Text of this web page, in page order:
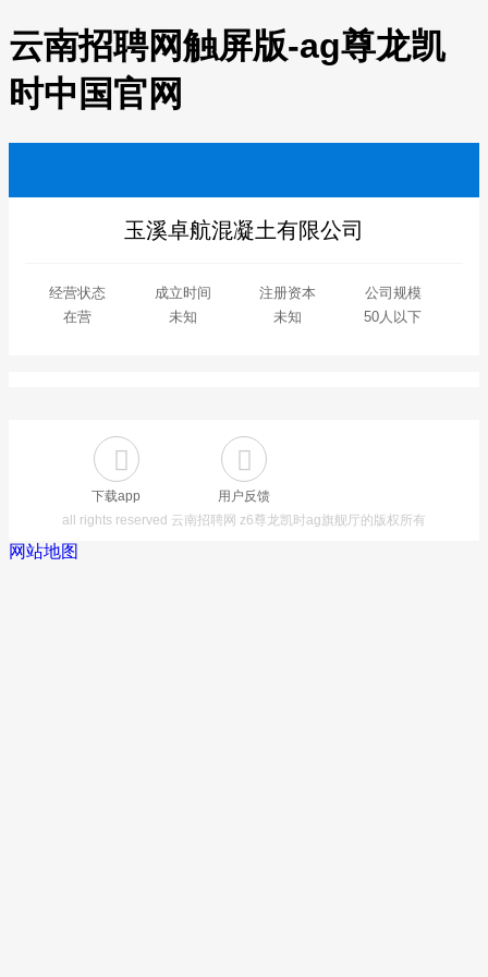
云南招聘网触屏版-ag尊龙凯
时中国官网
玉溪卓航混凝土有限公司
经营状态
在营
成立时间
未知
注册资本
未知
公司规模
50人以下
下载app
用户反馈
all rights reserved 云南招聘网 z6尊龙凯时ag旗舰厅的版权所有
网站地图